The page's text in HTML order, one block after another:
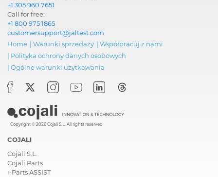
+1 305 960 7651
Call for free:
+1 800 975 1865
customersupport@jaltest.com
Home | Warunki sprzedaży | Współpracuj z nami
| Polityka ochrony danych osobowych
| Ogólne warunki użytkowania
Copyright © 2026 Cojali S.L. All rights reserved
COJALI
Cojali S.L.
Cojali Parts
i-Parts ASSIST